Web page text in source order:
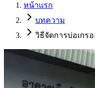
หน้าแรก
บทความ
วิธีจัดการบ่อเกร